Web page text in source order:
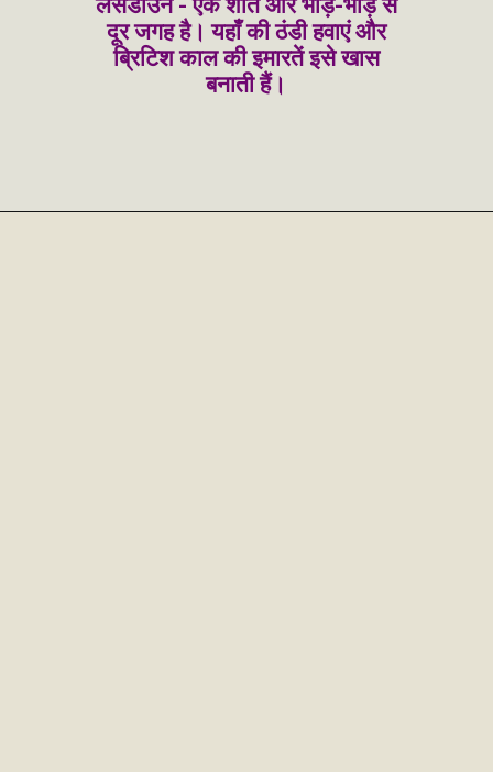
दूर जगह है। यहाँ की ठंडी हवाएं और
ब्रिटिश काल की इमारतें इसे खास
बनाती हैं।